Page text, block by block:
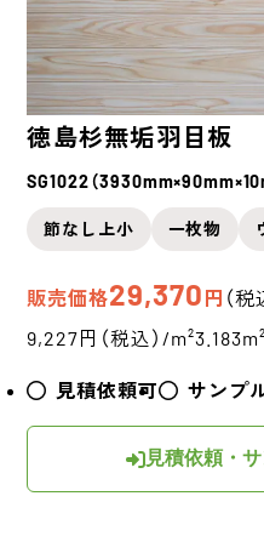
徳島杉無垢羽目板
SG1022（
節なし上小 一枚物
販売価格29,370 円 （
9,227円（税込）/m²
見積依頼可 サンプ
見積依頼・